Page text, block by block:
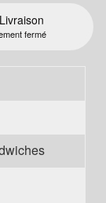
Livraison
fermé